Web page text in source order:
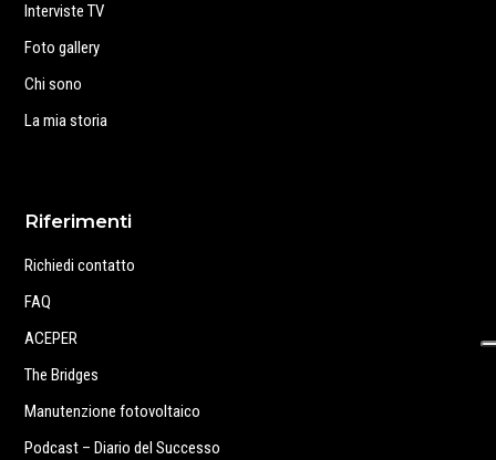
Interviste TV
Foto gallery
Chi sono
La mia storia
Riferimenti
Richiedi contatto
FAQ
ACEPER
The Bridges
Manutenzione fotovoltaico
Podcast – Diario del Successo